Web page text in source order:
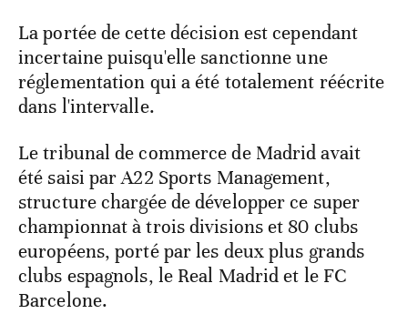
La portée de cette décision est cependant
incertaine puisqu'elle sanctionne une
réglementation qui a été totalement réécrite
dans l'intervalle.
Le tribunal de commerce de Madrid avait
été saisi par A22 Sports Management,
structure chargée de développer ce super
championnat à trois divisions et 80 clubs
européens, porté par les deux plus grands
clubs espagnols, le Real Madrid et le FC
Barcelone.